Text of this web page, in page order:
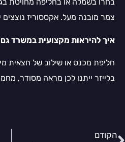
צמר מובנה מעל. אקססוריז
איך להיראות מקצועית במשרד
חליפת מכנס או שילוב של חצאית
בלייזר ייתנו לכן מראה מסודר,
הקודם